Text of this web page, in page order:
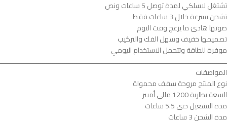
تشتغل لاسلكي لمدة توصل 5 ساعات ونص
تشحن بسرعة خلال 3 ساعات فقط
صوتها هادئ ما يزعج وقت النوم
تصميمها خفيف وسهل الفك والتركيب
موفرة للطاقة وتتحمل الاستخدام اليومي
المواصفات
نوع المنتج مروحة سقف محمولة
السعة بطارية 1200 مللي أمبير
مدة التشغيل حتى 5.5 ساعات
مدة الشحن 3 ساعات